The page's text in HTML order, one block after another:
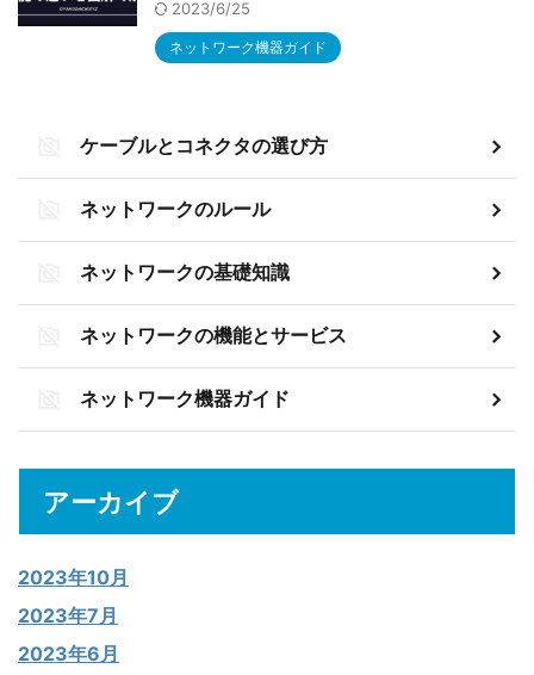
2023/6/25
ネットワーク機器ガイド
ケーブルとコネクタの選び方
ネットワークのルール
ネットワークの基礎知識
ネットワークの機能とサービス
ネットワーク機器ガイド
アーカイブ
2023年10月
2023年7月
2023年6月